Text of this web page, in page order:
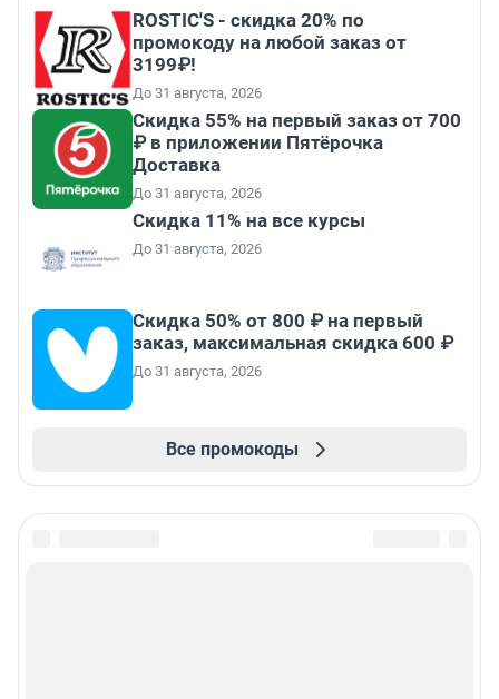
ROSTIC'S - скидка 20% по
промокоду на любой заказ от
3199₽!
До 31 августа, 2026
Скидка 55% на первый заказ от 700
₽ в приложении Пятёрочка
Доставка
До 31 августа, 2026
Скидка 11% на все курсы
До 31 августа, 2026
Скидка 50% от 800 ₽ на первый
заказ, максимальная скидка 600 ₽
До 31 августа, 2026
Все промокоды